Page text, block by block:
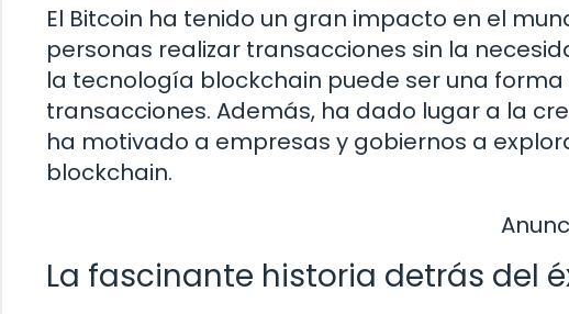
El Bitcoin ha tenido un gran impacto en el
personas realizar transacciones sin la
la tecnología blockchain puede ser una
transacciones. Además, ha dado lugar a la
ha motivado a empresas y gobiernos a
blockchain.
La fascinante historia detrás del